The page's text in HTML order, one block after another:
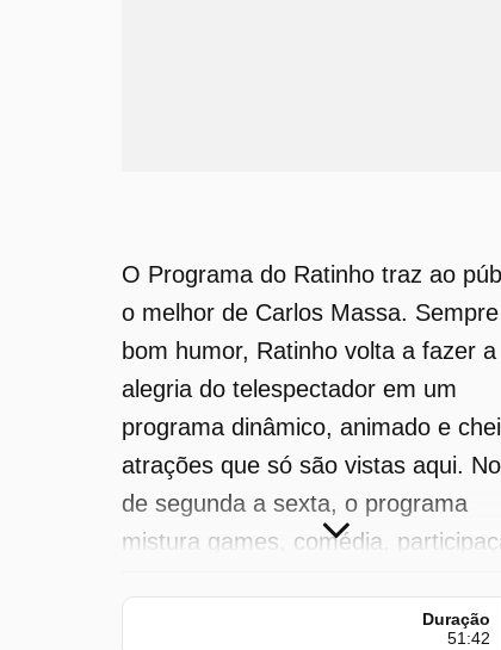
O Programa do Ratinho traz ao
o melhor de Carlos Massa.
bom humor, Ratinho volta a fazer a
alegria do telespectador em um
programa dinâmico, animado e
atrações que só são vistas aqui.
de segunda a sexta, o programa
mistura games, comédia,
Programa do Ratinho foi transmitido
Duração
51:42